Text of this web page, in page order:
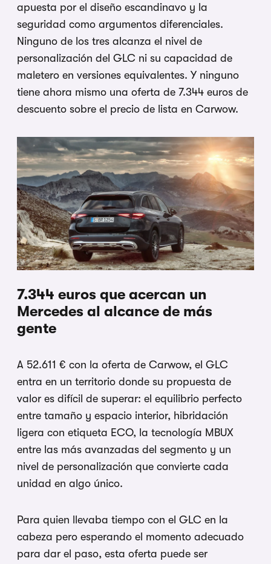
apuesta por el diseño escandinavo y la
seguridad como argumentos diferenciales.
Ninguno de los tres alcanza el nivel de
personalización del GLC ni su capacidad de
maletero en versiones equivalentes. Y ninguno
tiene ahora mismo una oferta de 7.344 euros de
descuento sobre el precio de lista en Carwow.
7.344 euros que acercan un
Mercedes al alcance de más
gente
A 52.611 € con la oferta de Carwow, el GLC
entra en un territorio donde su propuesta de
valor es difícil de superar: el equilibrio perfecto
entre tamaño y espacio interior, hibridación
ligera con etiqueta ECO, la tecnología MBUX
entre las más avanzadas del segmento y un
nivel de personalización que convierte cada
unidad en algo único.
Para quien llevaba tiempo con el GLC en la
cabeza pero esperando el momento adecuado
para dar el paso, esta oferta puede ser